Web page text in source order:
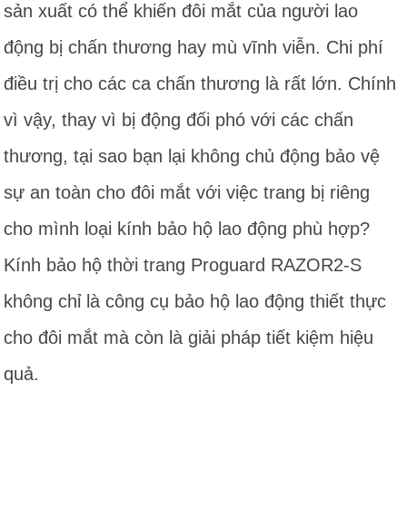
sản xuất có thể khiến đôi mắt của người lao
động bị chấn thương hay mù vĩnh viễn. Chi phí
điều trị cho các ca chấn thương là rất lớn. Chính
vì vậy, thay vì bị động đối phó với các chấn
thương, tại sao bạn lại không chủ động bảo vệ
sự an toàn cho đôi mắt với việc trang bị riêng
cho mình loại kính bảo hộ lao động phù hợp?
Kính bảo hộ thời trang Proguard RAZOR2-S
không chỉ là công cụ bảo hộ lao động thiết thực
cho đôi mắt mà còn là giải pháp tiết kiệm hiệu
quả.